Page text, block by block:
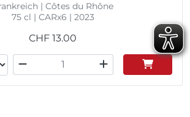
| Côtes du Rhône
75 cl | CARx6 | 2023
CHF 13.00